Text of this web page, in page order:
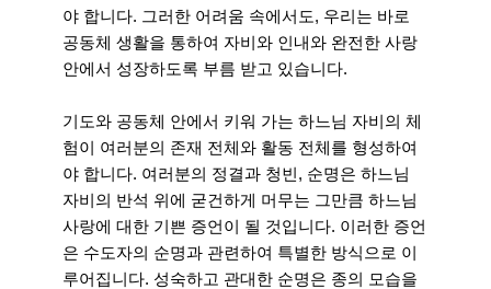
야 합니다. 그러한 어려움 속에서도, 우리는 바로
공동체 생활을 통하여 자비와 인내와 완전한 사랑
안에서 성장하도록 부름 받고 있습니다.
기도와 공동체 안에서 키워 가는 하느님 자비의 체
험이 여러분의 존재 전체와 활동 전체를 형성하여
야 합니다. 여러분의 정결과 청빈, 순명은 하느님
자비의 반석 위에 굳건하게 머무는 그만큼 하느님
사랑에 대한 기쁜 증언이 될 것입니다. 이러한 증언
은 수도자의 순명과 관련하여 특별한 방식으로 이
루어집니다. 성숙하고 관대한 순명은 종의 모습을